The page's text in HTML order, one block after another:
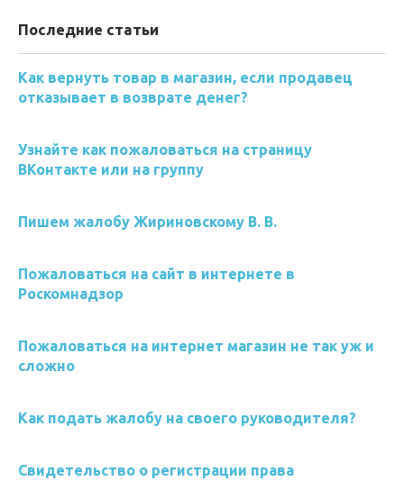
Последние статьи
Как вернуть товар в магазин, если продавец
отказывает в возврате денег?
Узнайте как пожаловаться на страницу
ВКонтакте или на группу
Пишем жалобу Жириновскому В. В.
Пожаловаться на сайт в интернете в
Роскомнадзор
Пожаловаться на интернет магазин не так уж и
сложно
Как подать жалобу на своего руководителя?
Свидетельство о регистрации права